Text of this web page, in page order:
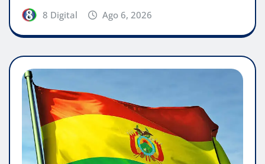
8 Digital Ago 6, 2026